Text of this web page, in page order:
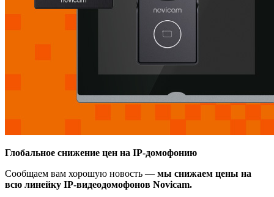
Глобальное снижение цен на IP-домофонию
Cообщаем вам хорошую новость — мы снижаем цены на
всю линейку IP-видеодомофонов Novicam.